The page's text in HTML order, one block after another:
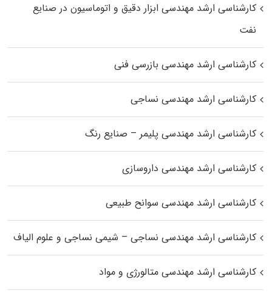
کارشناسی ارشد مهندسی ابزار دقیق و اتوماسیون در صنایع
نفت
کارشناسی ارشد مهندسی بازرسی فنی
کارشناسی ارشد مهندسی نساجی
کارشناسی ارشد مهندسی پلیمر – صنایع رنگ
کارشناسی ارشد مهندسی داروسازی
کارشناسی ارشد مهندسی سوانح طبیعی
کارشناسی ارشد مهندسی نساجی – شیمی نساجی و علوم الیاف
کارشناسی ارشد مهندسی متالورژی و مواد